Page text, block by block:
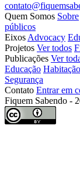
Quem Somos Sobre
públicos
Eixos Advocacy
Projetos Ver todos
Publicações Ver
Educação Habitação
Segurança
Contato Entrar em
Fiquem Sabendo -